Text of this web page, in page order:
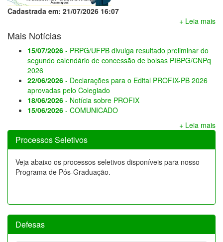
Cadastrada em: 21/07/2026 16:07
+ Leia mais
Mais Notícias
15/07/2026 - PRPG/UFPB divulga resultado preliminar do
segundo calendário de concessão de bolsas PIBPG/CNPq
2026
22/06/2026 - Declarações para o Edital PROFIX-PB 2026
aprovadas pelo Colegiado
18/06/2026 - Notícia sobre PROFIX
15/06/2026 - COMUNICADO
+ Leia mais
Processos Seletivos
Veja abaixo os processos seletivos disponíveis para nosso
Programa de Pós-Graduação.
Defesas